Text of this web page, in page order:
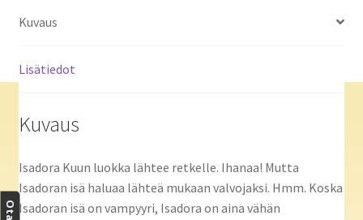
Kuvaus
Lisätiedot
Kuvaus
Isadora Kuun luokka lähtee retkelle. Ihanaa! Mutta
Isadoran isä haluaa lähteä mukaan valvojaksi. Hmm. Koska
Isadoran isä on vampyyri, Isadora on aina vähän